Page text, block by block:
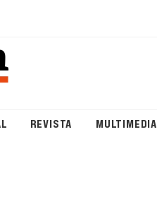
REVISTA MULTIMEDIA